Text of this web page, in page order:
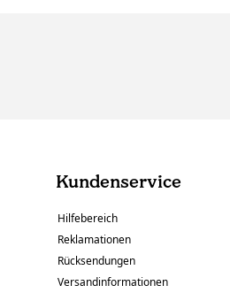
Kundenservice
Hilfebereich
Reklamationen
Rücksendungen
Versandinformationen